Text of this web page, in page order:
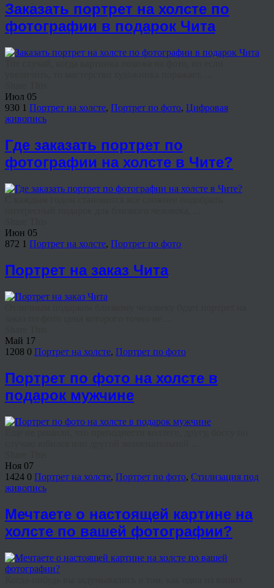
Заказать портрет на холсте по
фотографии в подарок Чита
Июл 05
930 1 Портрет на холсте, Портрет по фото, Цифровая
живопись
Где заказать портрет по
фотографии на холсте в Чите?
Июн 05
872 1 Портрет на холсте, Портрет по фото
Портрет на заказ Чита
Май 17
1208 0 Портрет на холсте, Портрет по фото
Портрет по фото на холсте в
подарок мужчине
Ноя 07
1424 0 Портрет на холсте, Портрет по фото, Стилизация под
живопись
Мечтаете о настоящей картине на
холсте по вашей фотографии?